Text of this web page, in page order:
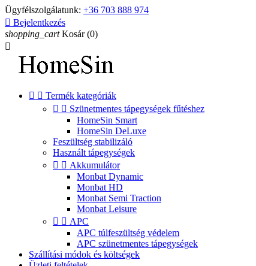
Ügyfélszolgálatunk: +36 703 888 974
 Bejelentkezés
shopping_cart Kosár (0)

  Termék kategóriák
  Szünetmentes tápegységek fűtéshez
HomeSin Smart
HomeSin DeLuxe
Feszültség stabilizáló
Használt tápegységek
  Akkumulátor
Monbat Dynamic
Monbat HD
Monbat Semi Traction
Monbat Leisure
  APC
APC túlfeszültség védelem
APC szünetmentes tápegységek
Szállítási módok és költségek